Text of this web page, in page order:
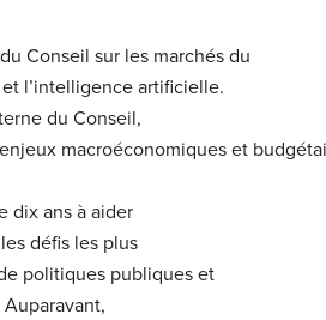
Conseil sur les marchés du
l’intelligence artificielle.
du Conseil,
macroéconomiques et
dix ans à aider
défis les plus
politiques publiques et